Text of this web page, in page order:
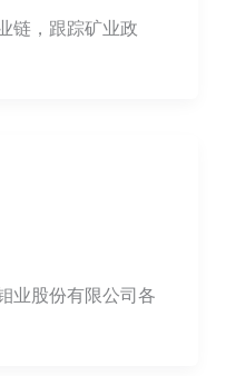
链，跟踪矿业政
业股份有限公司各